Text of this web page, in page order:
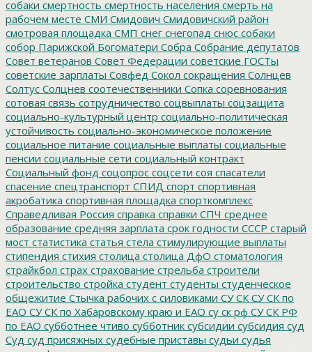
собаки смертность смертность населения смерть на
рабочем месте СМИ Смидович Смидовичский район
смотровая площадка СМП снег снегопад снюс собаки
собор Парижской Богоматери Собра Собрание депутатов
Совет ветеранов Совет Федерации советские ГОСТы
советские зарплаты Совфед Сокол сокращения Солнцев
Солтус Солцнев соотечественники Сопка соревнования
сотовая связь сотрудничество соцвыплаты соцзащита
социально-культурный центр социально-политическая
устойчивость социально-экономическое положение
социальное питание социальные выплаты социальные
пенсии социальные сети социальный контракт
Социальный фонд соцопрос соцсети соя спасатели
спасение спецтранспорт СПИД спорт спортивная
акробатика спортивная площадка спорткомплекс
Справедливая Россия справка справки СПЧ среднее
образование средняя зарплата срок годности СССР старый
мост статистика статья стела стимулирующие выплаты
стипендия стихия столица столица ДфО стоматология
страйкбол страх страхование стрельба строители
строительство стройка студент студенты студенческое
общежитие Стычка рабочих с силовиками СУ СК СУ СК по
ЕАО СУ СК по Хабаровскому краю и ЕАО су ск рф СУ СК РФ
по ЕАО субботнее чтиво субботник субсидии субсидия суд
Суд суд присяжных судебные приставы судьи судья